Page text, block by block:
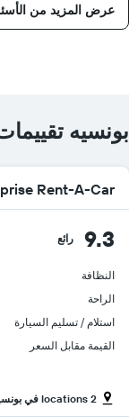
عرض المزيد من
بونسيه
Rent-A-Car
9.3 رائع
النظافة
الراحة
استلام / تسليم السيارة
القيمة مقابل السعر
2 locations في بونسيه